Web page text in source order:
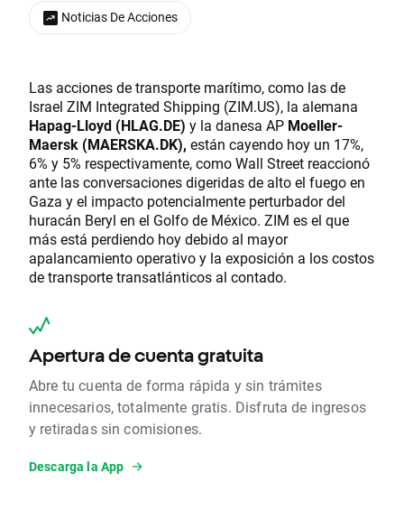
Las acciones de transporte marítimo, como las de
Israel ZIM Integrated Shipping (ZIM.US), la alemana
Hapag-Lloyd (HLAG.DE) y la danesa AP Moeller-
Maersk (MAERSKA.DK), están cayendo hoy un 17%,
6% y 5% respectivamente, como Wall Street reaccionó
ante las conversaciones digeridas de alto el fuego en
Gaza y el impacto potencialmente perturbador del
huracán Beryl en el Golfo de México. ZIM es el que
más está perdiendo hoy debido al mayor
apalancamiento operativo y la exposición a los costos
de transporte transatlánticos al contado.
Apertura de cuenta gratuita
Abre tu cuenta de forma rápida y sin trámites
innecesarios, totalmente gratis. Disfruta de ingresos
y retiradas sin comisiones.
Descarga la App
Noticias De Acciones